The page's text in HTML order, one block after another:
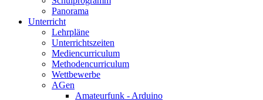
Panorama
Unterricht
Lehrpläne
Unterrichtszeiten
Mediencurriculum
Methodencurriculum
Wettbewerbe
AGen
Amateurfunk - Arduino